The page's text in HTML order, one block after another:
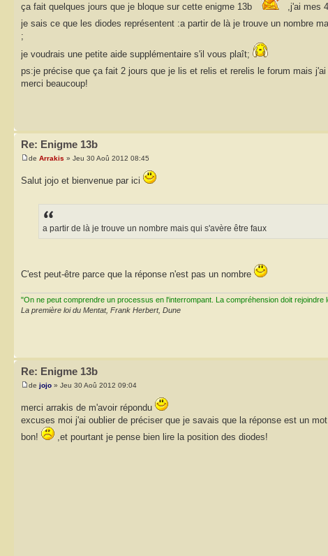
ça fait quelques jours que je bloque sur cette enigme 13b
,j'ai mes
je sais ce que les diodes représentent :a partir de là je trouve un nombre
;
je voudrais une petite aide supplémentaire s'il vous plaît;
ps:je précise que ça fait 2 jours que je lis et relis et rerelis le forum mais
merci beaucoup!
Re: Enigme 13b
de Arrakis » Jeu 30 Aoû 2012 08:45
Salut jojo et bienvenue par ici
a partir de là je trouve un nombre mais qui s'avère être faux
C'est peut-être parce que la réponse n'est pas un nombre
"On ne peut comprendre un processus en l'interrompant. La compréhension doit
La première loi du Mentat, Frank Herbert, Dune
Re: Enigme 13b
de jojo » Jeu 30 Aoû 2012 09:04
merci arrakis de m'avoir répondu
excuses moi j'ai oublier de préciser que je savais que la réponse est un
bon!
,et pourtant je pense bien lire la position des diodes!